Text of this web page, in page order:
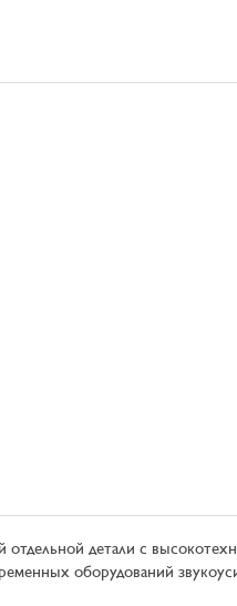
отдельной детали с
оборудований